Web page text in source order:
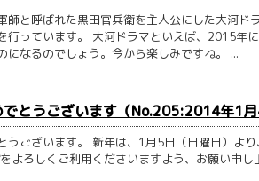
師と呼ばれた黒田官兵衛を主人公にした大河ド
行っています。 大河ドラマといえば、2015年
になるのでしょう。今から楽しみですね。 ...
とうございます（No.205:2014年1月
うございます。 新年は、1月5日（日曜日）よ
よろしくご利用くださいますよう、お願い申し